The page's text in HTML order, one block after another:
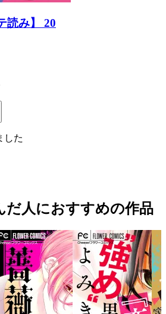
読み】 20
した
だ人におすすめの作品